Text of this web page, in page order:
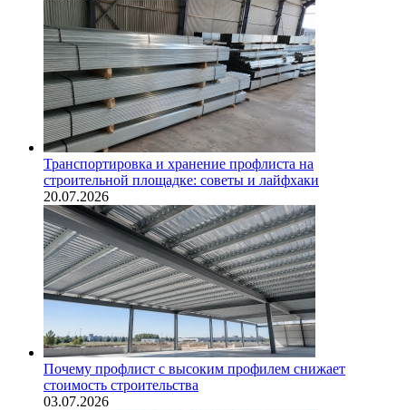
Транспортировка и хранение профлиста на
строительной площадке: советы и лайфхаки
20.07.2026
Почему профлист с высоким профилем снижает
стоимость строительства
03.07.2026